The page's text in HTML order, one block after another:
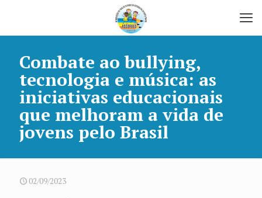
Combate ao bullying,
tecnologia e música: as
iniciativas educacionais
que melhoram a vida de
jovens pelo Brasil
02/09/2023